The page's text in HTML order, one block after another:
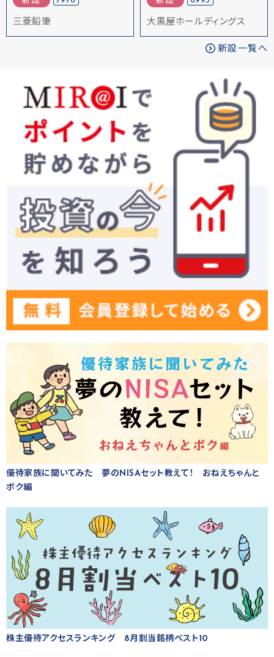
三菱鉛筆 大黒屋ホールディングス
新設一覧へ
優待家族に聞いてみた 夢のNISAセット教えて！ おねえちゃんと
ボク編
株主優待アクセスランキング 8月割当銘柄ベスト10